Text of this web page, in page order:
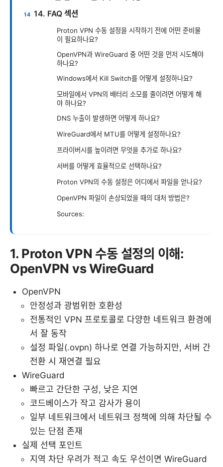
14. FAQ 섹션
Proton VPN 수동 설정을 시작하기 전에 어떤 준비물
이 필요하나요?
OpenVPN과 WireGuard 중 어떤 것을 먼저 시도해야
하나요?
Windows에서 Kill Switch를 어떻게 설정하나요?
모바일에서 VPN의 배터리 소모를 줄이려면 어떻게 해
야 하나요?
DNS 누출이 발생하면 어떻게 하나요?
WireGuard에서 MTU를 어떻게 설정하나요?
프라이버시를 높이려면 무엇을 추가로 하나요?
서버를 어떻게 효율적으로 선택하나요?
Proton VPN의 수동 설정은 어디에서 파일을 얻나요?
OpenVPN 파일이 손상되었을 때의 대처 방법은?
Sources:
1. Proton VPN 수동 설정의 이해:
OpenVPN vs WireGuard
OpenVPN
안정성과 광범위한 호환성
전통적인 VPN 프로토콜로 다양한 네트워크 환경에
서 잘 동작
설정 파일(.ovpn) 하나로 연결 가능하지만, 서버 간
전환 시 재연결 필요
WireGuard
빠르고 간단한 구성, 낮은 지연
코드베이스가 작고 감사가 용이
일부 네트워크에서 네트워크 정책에 의해 차단될 수
있는 단점 존재
실제 선택 포인트
지역 차단 우려가 적고 속도 우선이면 WireGuard